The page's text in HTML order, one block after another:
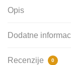
Opis
Dodatne
Recenzije 0